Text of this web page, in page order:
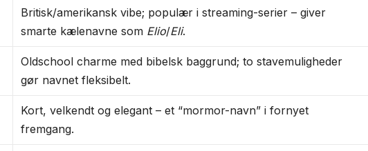
Britisk/amerikansk vibe; populær i streaming-serier – giver
smarte kælenavne som Elio/Eli.
Oldschool charme med bibelsk baggrund; to stavemuligheder
gør navnet fleksibelt.
Kort, velkendt og elegant – et “mormor-navn” i fornyet
fremgang.